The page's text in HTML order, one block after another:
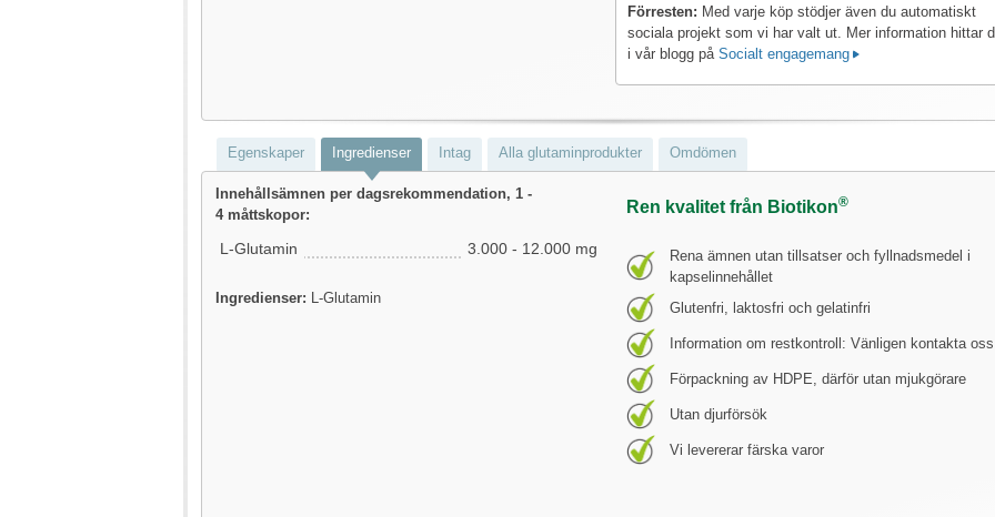
Förresten: Med varje köp stödjer även du automatiskt
sociala projekt som vi har valt ut. Mer information hittar
i vår blogg påSocialt engagemang
Egenskaper Ingredienser Intag Alla glutaminprodukter Omdömen
Innehållsämnen per dagsrekommendation, 1 -
4 måttskopor:
L-Glutamin 3.000 - 12.000 mg
Ingredienser: L-Glutamin
Ren kvalitet från Biotikon®
Rena ämnen utan tillsatser och fyllnadsmedel i
kapselinnehållet
Glutenfri, laktosfri och gelatinfri
Information om restkontroll: Vänligen kontakta
Förpackning av HDPE, därför utan mjukgörare
Utan djurförsök
Vi levererar färska varor